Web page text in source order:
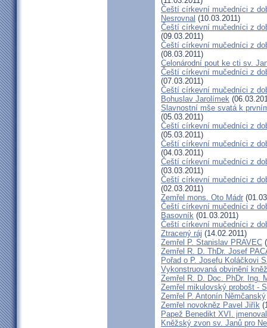
Čeští církevní mučedníci z
Nesrovnal (10.03.2011)
Čeští církevní mučedníci z
(09.03.2011)
Čeští církevní mučedníci z
(08.03.2011)
Celonárodní pout ke cti sv.
Čeští církevní mučedníci z
(07.03.2011)
Čeští církevní mučedníci z
Bohuslav Jarolímek
Slavnostní mše svatá k
(05.03.2011)
Čeští církevní mučedníci z
(05.03.2011)
Čeští církevní mučedníci z
(04.03.2011)
Čeští církevní mučedníci z
(03.03.2011)
Čeští církevní mučedníci z
(02.03.2011)
Zemřel mons. Oto Mádr
Čeští církevní mučedníci z
Basovník (01.03.2011)
Čeští církevní mučedníci z
Ztracený ráj (14.02.2011)
Zemřel P. Stanislav PRAVEC
Zemřel R. D. ThDr. Josef
Pořad o P. Josefu Koláčkovi
Vykonstruovaná obvinění
Zemřel R. D. Doc. PhDr. Ing.
Zemřel mikulovský probošt -
Zemřel P. Antonín Němčanský
Zemřel novokněz Pavel Jiřík
Papež Benedikt XVI.
Kněžský zvon sv. Janů pro